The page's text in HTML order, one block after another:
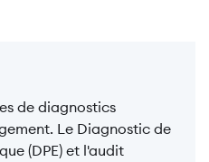
de diagnostics
Le Diagnostic de
(DPE) et l'audit